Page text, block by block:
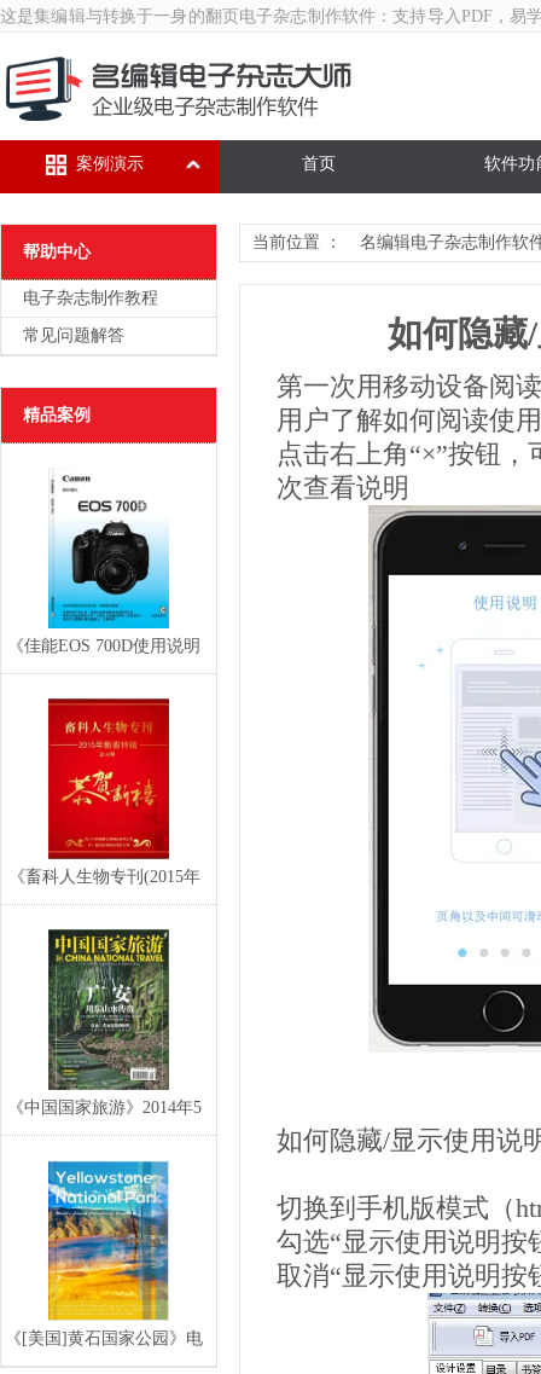
这是集编辑与转换于一身的翻页 电子杂志制作软件 ：支持导入PDF，易
首页
案例演示 软件功
帮助中心
电子杂志制作教程
常见问题解答
精品案例
《佳能EOS 700D使用说明
《畜科人生物专刊(2015年
《中国国家旅游》2014年5
《[美国]黄石国家公园》电
当前位置 ： 名编辑电子杂志制作软
如何隐藏
第一次用移动设备阅
用户了解如何阅读使
点击右上角“×”按钮
次查看说明
如何隐藏/显示使用说
切换到手机版模式（
勾选“显示使用说明按
取消“显示使用说明按